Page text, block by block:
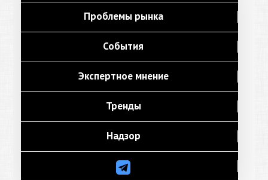
Проблемы рынка
События
Экспертное мнение
Тренды
Надзор